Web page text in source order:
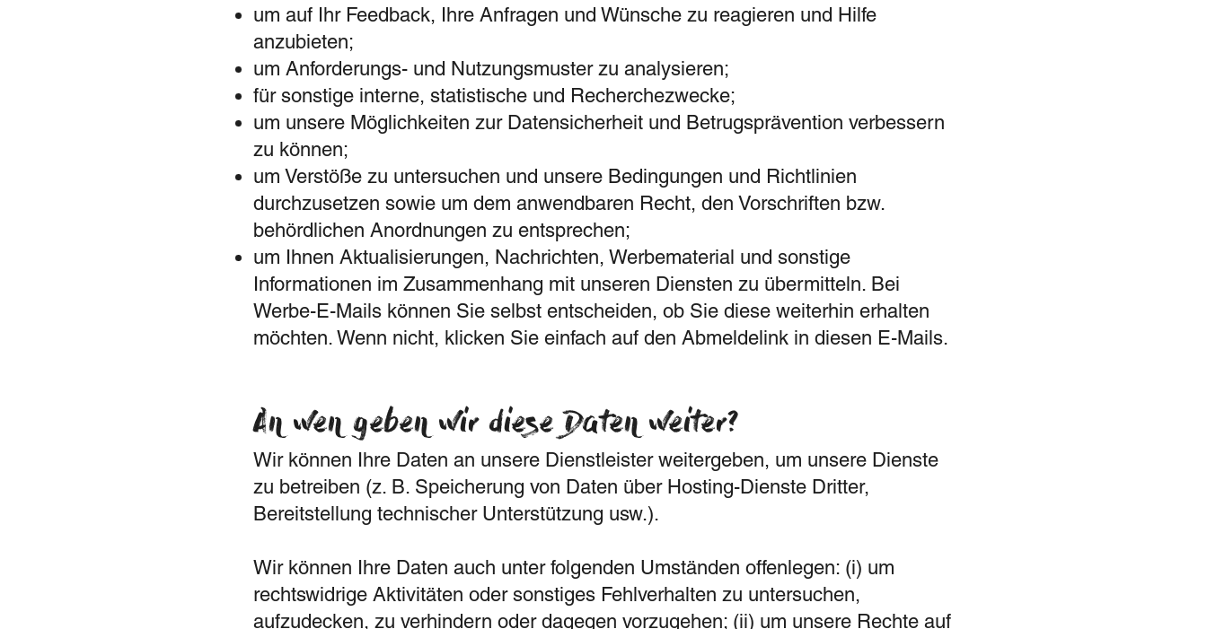
um auf Ihr Feedback, Ihre Anfragen und Wünsche zu reagieren und Hilfe
anzubieten;
um Anforderungs- und Nutzungsmuster zu analysieren;
für sonstige interne, statistische und Recherchezwecke;
um unsere Möglichkeiten zur Datensicherheit und Betrugsprävention verbessern
zu können;
um Verstöße zu untersuchen und unsere Bedingungen und Richtlinien
durchzusetzen sowie um dem anwendbaren Recht, den Vorschriften bzw.
behördlichen Anordnungen zu entsprechen;
um Ihnen Aktualisierungen, Nachrichten, Werbematerial und sonstige
Informationen im Zusammenhang mit unseren Diensten zu übermitteln. Bei
Werbe-E-Mails können Sie selbst entscheiden, ob Sie diese weiterhin erhalten
möchten. Wenn nicht, klicken Sie einfach auf den Abmeldelink in diesen E-Mails.
An wen geben wir diese Daten weiter?
Wir können Ihre Daten an unsere Dienstleister weitergeben, um unsere Dienste
zu betreiben (z. B. Speicherung von Daten über Hosting-Dienste Dritter,
Bereitstellung technischer Unterstützung usw.).
Wir können Ihre Daten auch unter folgenden Umständen offenlegen: (i) um
rechtswidrige Aktivitäten oder sonstiges Fehlverhalten zu untersuchen,
aufzudecken, zu verhindern oder dagegen vorzugehen; (ii) um unsere Rechte auf